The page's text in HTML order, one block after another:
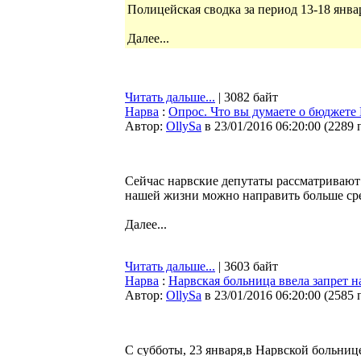
Полицейская сводка за период 13-18
Далее...
Читать дальше... | 3082 байт
Нарва : Опрос. Что вы думаете о
Автор: OllySa в 23/01/2016 06:20:00 (2289
Сейчас нарвские депутаты
нашей жизни можно направить больше
Далее...
Читать дальше... | 3603 байт
Нарва : Нарвская больница ввела запрет
Автор: OllySa в 23/01/2016 06:20:00 (2585
С субботы, 23 января,в Нарвской